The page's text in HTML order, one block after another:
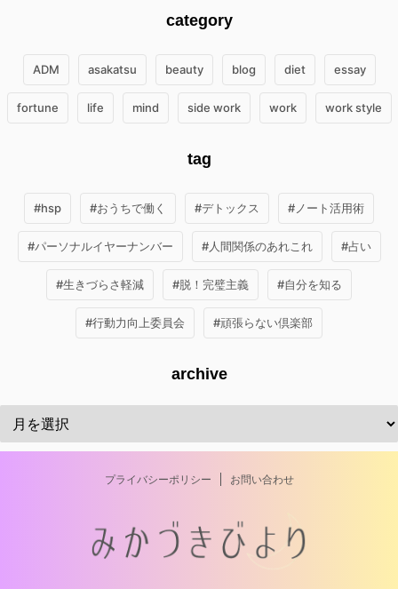
category
ADM asakatsu beauty blog diet essay
fortune life mind side work work work style
tag
#hsp #おうちで働く #デトックス #ノート活用術
#パーソナルイヤーナンバー #人間関係のあれこれ #占い
#生きづらさ軽減 #脱！完璧主義 #自分を知る
#行動力向上委員会 #頑張らない倶楽部
archive
プライバシーポリシー お問い合わせ